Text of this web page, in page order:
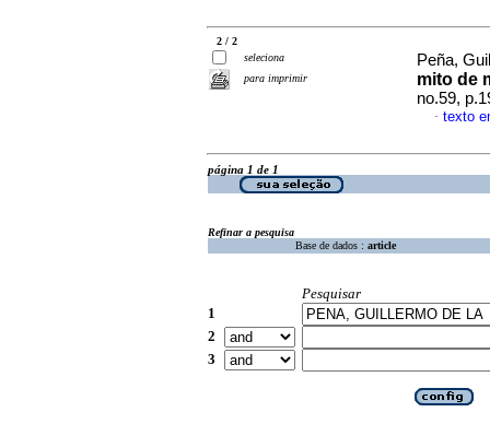
2 / 2
seleciona
para imprimir
Peña,
mito de
no.59,
· texto
página 1 de 1
Refinar a pesquisa
Base de dados : article
Pesquisar
1
2
3